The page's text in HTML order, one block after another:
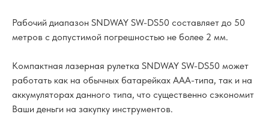
Рабочий диапазон SNDWAY SW-DS50 составляет до 50
метров с допустимой погрешностью не более 2 мм.
Компактная лазерная рулетка SNDWAY SW-DS50 может
работать как на обычных батарейках ААА-типа, так и на
аккумуляторах данного типа, что существенно сэкономит
Ваши деньги на закупку инструментов.